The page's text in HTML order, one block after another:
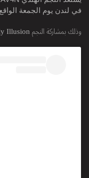
في لندن يوم الجمعة الواقع في 24
وذلك بمشاركة النجم Bolly Illusion وFFSYTHO والموسيقي Jabru.